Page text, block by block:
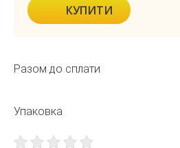
КУПИТИ
Разом до сплати
Упаковка